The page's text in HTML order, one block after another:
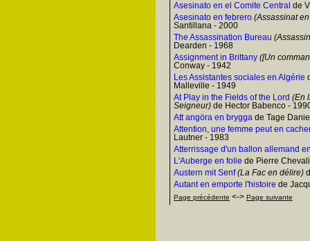
Asesinato en el Comite Central de
Asesinato en febrero (Assassinat
Santillana - 2000
The Assassination Bureau
Dearden - 1968
Assignment in Brittany ([Un
Conway - 1942
Les Assistantes sociales en Algérie
Malleville - 1949
At Play in the Fields of the Lord (En
Seigneur) de Hector Babenco -
Att angöra en brygga de Tage
Attention, une femme peut en
Lautner - 1983
Atterrissage d'un ballon allemand
L'Auberge en folie de Pierre
Austern mit Senf(La Fac en délire)
Autant en emporte l'histoire de
Page précédente <-> Page suivante